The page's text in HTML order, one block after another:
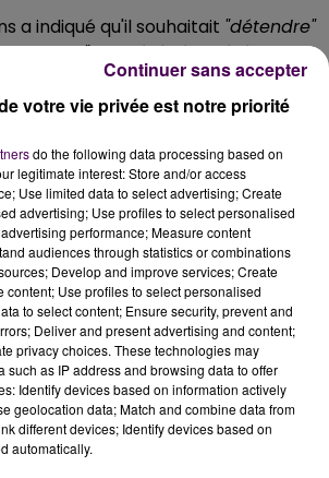
a indiqué qu'il souhaitait "détendre"
staff"qui a été récupéré en
sœur. Mais ce qui a conduit à son
à vue, c'est son incapacité à
du véhicule et la conduite avec
Le suspect a tenté de présenter
à son frère cadet, mais les
vite rendu compte de la
avoir passé le document au fichier
de conduire.
votre vie privée est notre priorité
do the following data processing based on
legitimate interest: Store and/or access
Use limited data to select advertising; Create
advertising; Use profiles to select personalised
performance; Measure content
audiences through statistics or combinations
Develop and improve services; Create
content; Use profiles to select personalised
to select content; Ensure security, prevent and
Deliver and present advertising and content;
privacy choices. These technologies may
such as IP address and browsing data to offer
Identify devices based on information actively
geolocation data; Match and combine data from
different devices; Identify devices based on
automatically.
Continuer sans accepter